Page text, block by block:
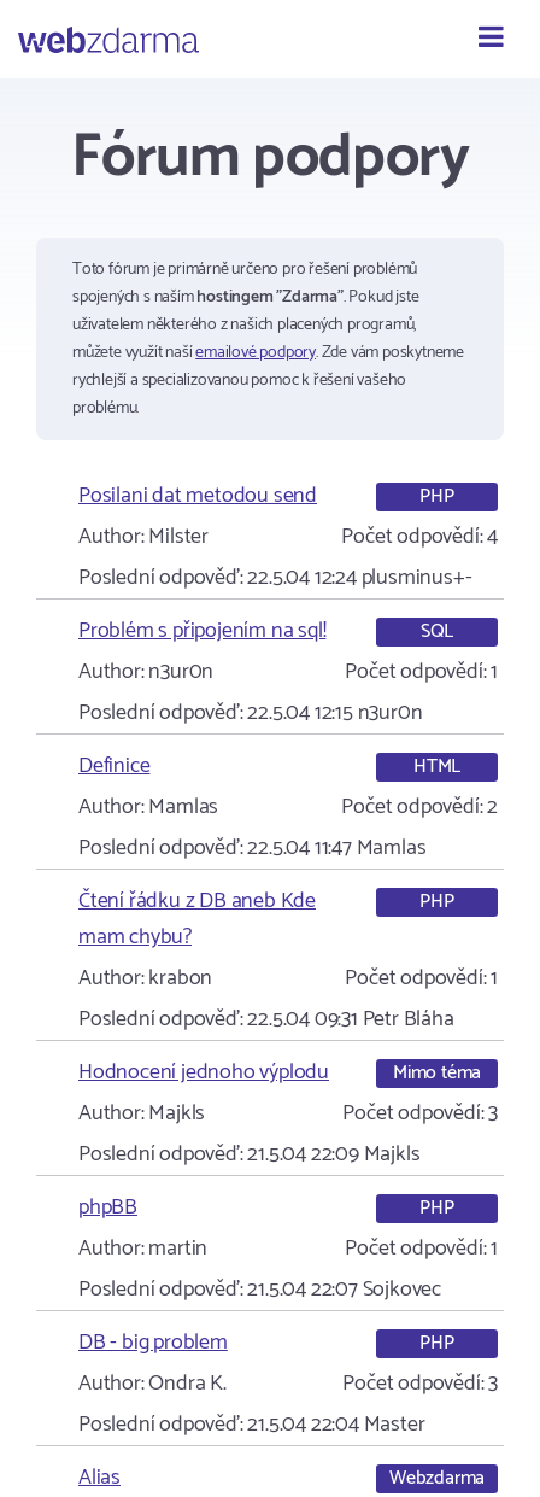
Fórum podpory
Toto fórum je primárně určeno pro řešení problémů
spojených s našímhostingem "Zdarma". Pokud jste
uživatelem některého z našich placených programů,
můžete využít našíemailové podpory. Zde vám poskytneme
rychlejší a specializovanou pomoc k řešení vašeho
problému.
Posilani dat metodou send PHP
Author:Milster Počet odpovědí:4
Poslední odpověď:22.5.04 12:24plusminus+-
Problém s připojením na sql!
SQL
Author:n3ur0n Počet odpovědí:1
Poslední odpověď:22.5.04 12:15n3ur0n
Definice
HTML
Author:Mamlas Počet odpovědí:2
Poslední odpověď:22.5.04 11:47Mamlas
Čtení řádku z DB aneb Kde
mam chybu?
PHP
Author:krabon Počet odpovědí:1
Poslední odpověď:22.5.04 09:31 Petr Bláha
Hodnocení jednoho výplodu
Mimo téma
Author:Majkls Počet odpovědí:3
Poslední odpověď:21.5.04 22:09Majkls
phpBB
PHP
Author:martin Počet odpovědí:1
Poslední odpověď:21.5.04 22:07Sojkovec
DB - big problem
PHP
Author:Ondra K. Počet odpovědí:3
Poslední odpověď:21.5.04 22:04Master
Alias
Webzdarma